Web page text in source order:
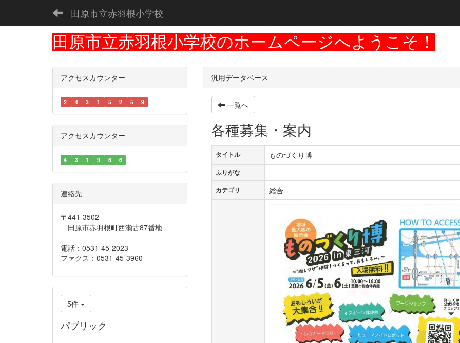
田原市立赤羽根小学校
田原市立赤羽根小学校のホームページへようこそ！
汎用データベース
一覧へ
各種募集・案内
タイトル ものづくり博
ふりがな
カテゴリ
総合
アクセスカウンター
2 4 3 1 5 2 5 9
アクセスカウンター
4 3 1 9 6 6
連絡先
〒441-3502
田原市赤羽根町西瀬古87番地
電話：0531-45-2023
ファクス：0531-45-3960
5件
パブリック